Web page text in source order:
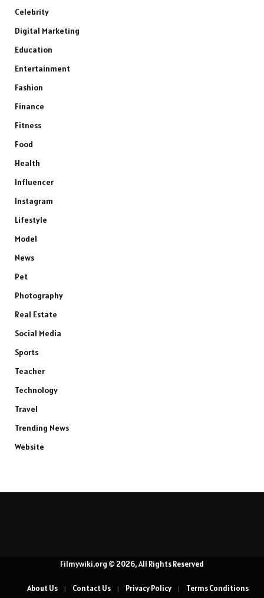
Celebrity
Digital Marketing
Education
Entertainment
Fashion
Finance
Fitness
Food
Health
Influencer
Instagram
Lifestyle
Model
News
Pet
Photography
Real Estate
Social Media
Sports
Teacher
Technology
Travel
Trending News
Website
Filmywiki.org © 2026, All Rights Reserved
About Us Contact Us Privacy Policy Terms Conditions